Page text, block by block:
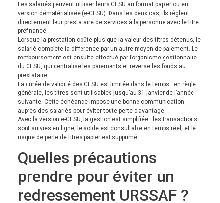
Les salariés peuvent utiliser leurs CESU au format papier ou en
version dématérialisée (e-CESU). Dans les deux cas, ils règlent
directement leur prestataire de services à la personne avec le titre
préfinancé.
Lorsque la prestation coûte plus que la valeur des titres détenus, le
salarié complète la différence par un autre moyen de paiement. Le
remboursement est ensuite effectué par l’organisme gestionnaire
du CESU, qui centralise les paiements et reverse les fonds au
prestataire.
La durée de validité des CESU est limitée dans le temps : en règle
générale, les titres sont utilisables jusqu’au 31 janvier de l’année
suivante. Cette échéance impose une bonne communication
auprès des salariés pour éviter toute perte d’avantage.
Avec la version e-CESU, la gestion est simplifiée : les transactions
sont suivies en ligne, le solde est consultable en temps réel, et le
risque de perte de titres papier est supprimé.
Quelles précautions
prendre pour éviter un
redressement URSSAF ?